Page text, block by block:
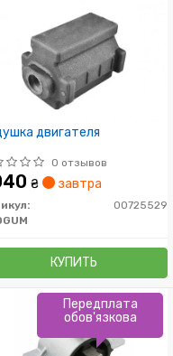
двигателя
0 отзывов
₴ завтра
00725529
КУПИТЬ
Передплата
обов'язкова